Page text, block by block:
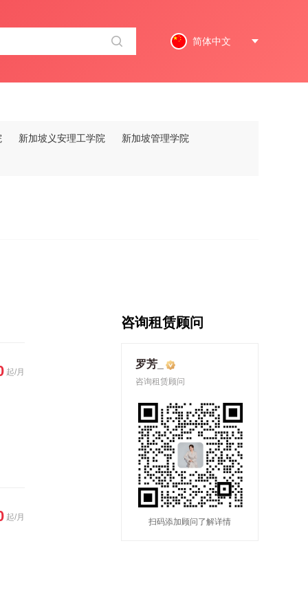
简体中文
新加坡义安理工学院
新加坡管理学院
咨询租赁顾问
罗芳_
咨询租赁顾问
扫码添加顾问了解详情
起/月
起/月